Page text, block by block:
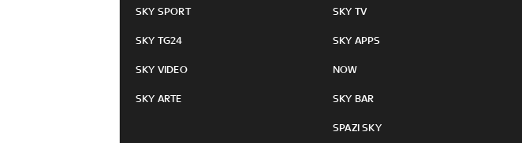
SKY SPORT
SKY TG24
SKY VIDEO
SKY ARTE
SKY TV
SKY APPS
NOW
SKY BAR
SPAZI SKY